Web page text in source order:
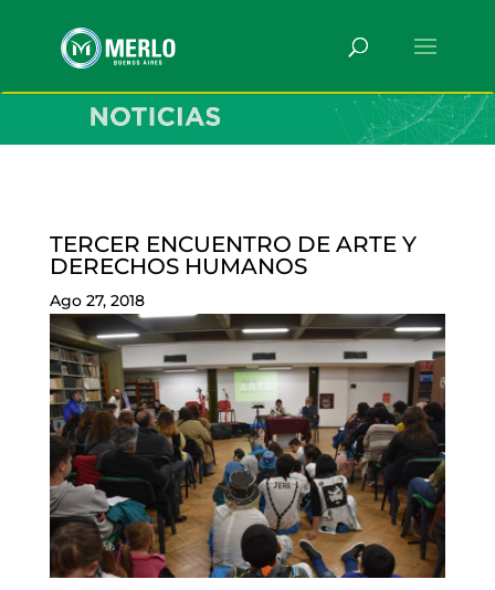
TERCER ENCUENTRO DE ARTE Y
DERECHOS HUMANOS
Ago 27, 2018